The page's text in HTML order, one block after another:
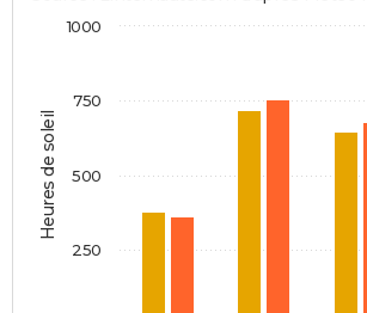
Heures de soleil
250
500
750
1000